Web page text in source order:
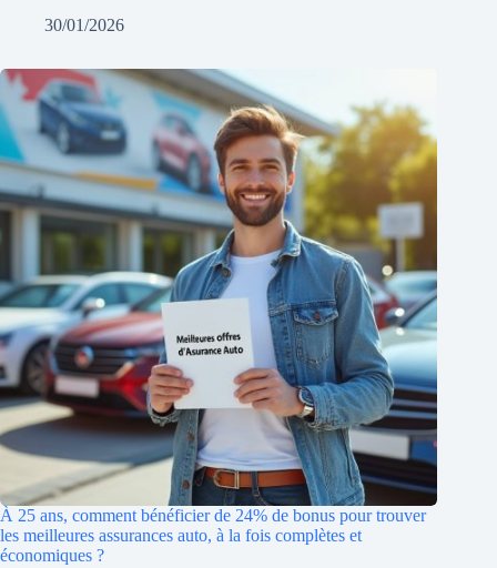
30/01/2026
À 25 ans, comment bénéficier de 24% de bonus pour trouver
les meilleures assurances auto, à la fois complètes et
économiques ?